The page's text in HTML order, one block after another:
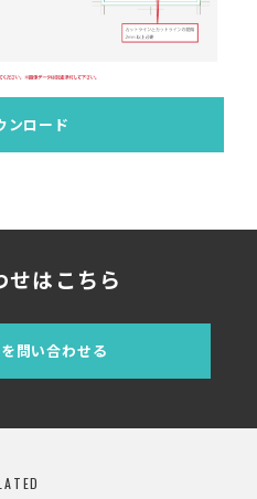
ンロード
せはこちら
問い合わせる